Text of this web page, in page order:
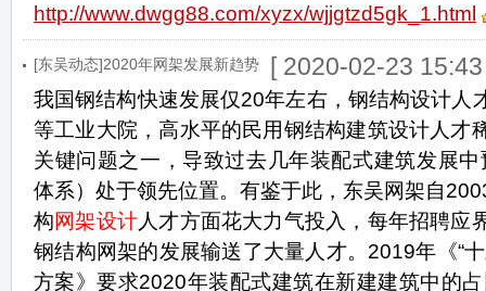
http://www.dwgg88.com/xyzx/wjjgtzd5gk_1.html
[东吴动态]2020年网架发展新趋势 [ 2020-02-23
我国钢结构快速发展仅20年左右，钢结构设计人
等工业大院，高水平的民用钢结构建筑设计人才
关键问题之一，导致过去几年装配式建筑发展
体系）处于领先位置。有鉴于此，东吴网架自
构网架设计人才方面花大力气投入，每年招聘应
钢结构网架的发展输送了大量人才。2019年《“
方案》要求2020年装配式建筑在新建建筑中的